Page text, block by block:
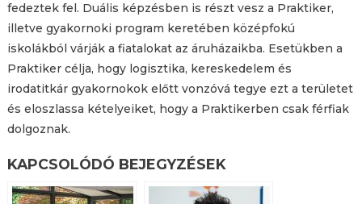
fedeztek fel. Duális képzésben is részt vesz a Praktiker,
illetve gyakornoki program keretében középfokú
iskolákból várják a fiatalokat az áruházaikba. Esetükben a
Praktiker célja, hogy logisztika, kereskedelem és
irodatitkár gyakornokok előtt vonzóvá tegye ezt a területet
és eloszlassa kételyeiket, hogy a Praktikerben csak férfiak
dolgoznak.
KAPCSOLÓDÓ BEJEGYZÉSEK